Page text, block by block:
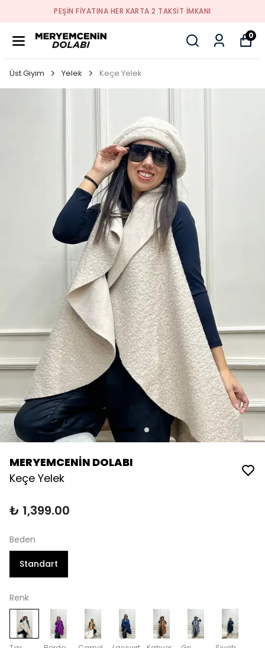
PEŞİN FİYATINA HER KARTA 2 TAKSİT İMKANI
0
Üst Giyim Yelek Keçe Yelek
MERYEMCENİN DOLABI
Keçe Yelek
₺ 1,399.00
Beden
Standart
Renk